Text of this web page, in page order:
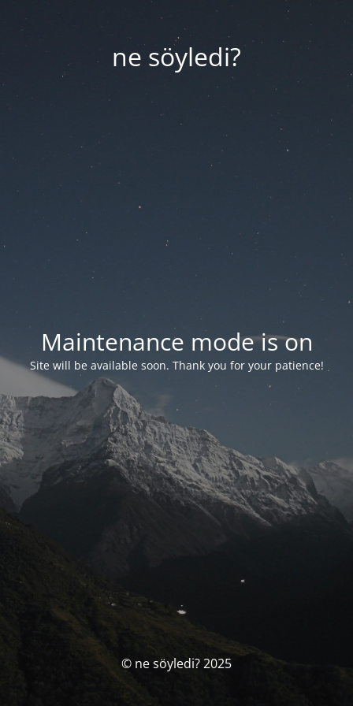
ne söyledi?
Maintenance mode is on
Site will be available soon. Thank you for your patience!
© ne söyledi? 2025